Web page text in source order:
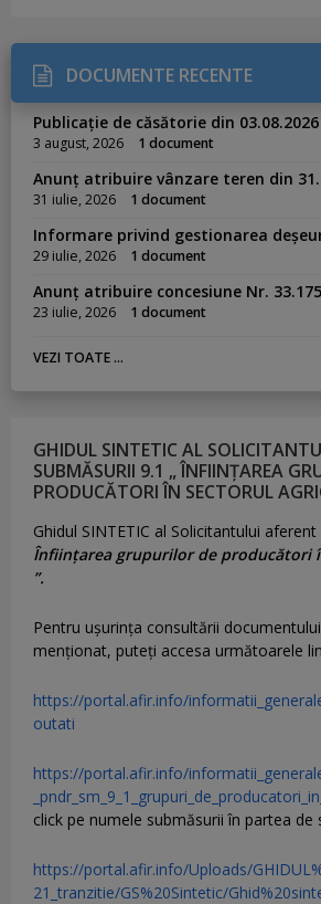
DOCUMENTE RECENTE
Publicație de căsătorie din 03.08.2026
3 august, 2026 1 document
Anunț atribuire vânzare teren din
31 iulie, 2026 1 document
Informare privind gestionarea
29 iulie, 2026 1 document
Anunț atribuire concesiune Nr.
23 iulie, 2026 1 document
VEZI TOATE ...
GHIDUL SINTETIC AL
SUBMĂSURII 9.1 „ ÎNFIINȚAREA
PRODUCĂTORI ÎN SECTORUL
Ghidul SINTETIC al Solicitantului aferent
Înființarea grupurilor de producători
”.
Pentru uşurinţa consultării
menţionat, puteţi accesa următoarele
https://portal.afir.info/
outati
https://portal.afir.info/
click pe numele submăsurii în partea de
https://portal.afir.info/Uploads/
21_tranzitie/GS%20Sintetic/